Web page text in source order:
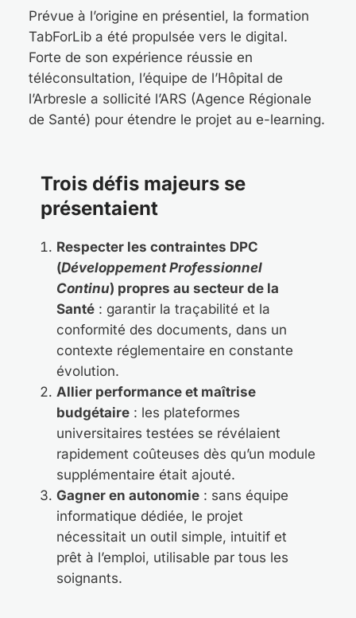
Prévue à l’origine en présentiel, la formation
TabForLib a été propulsée vers le digital.
Forte de son expérience réussie en
téléconsultation, l’équipe de l’Hôpital de
l’Arbresle a sollicité l’ARS (Agence Régionale
de Santé) pour étendre le projet au e-learning.
Trois défis majeurs se
présentaient
Respecter les contraintes DPC
(Développement Professionnel
Continu) propres au secteur de la
Santé: garantir la traçabilité et la
conformité des documents, dans un
contexte réglementaire en constante
évolution.
Allier performance et maîtrise
budgétaire: les plateformes
universitaires testées se révélaient
rapidement coûteuses dès qu’un module
supplémentaire était ajouté.
Gagner en autonomie: sans équipe
informatique dédiée, le projet
nécessitait un outil simple, intuitif et
prêt à l’emploi, utilisable par tous les
soignants.